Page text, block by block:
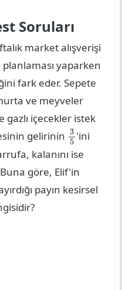
Soruları
market alışverişi
yaparken
fark eder. Sepete
ve meyveler
gazlı içecekler istek
gelirinin 3
5
35
'ini
kalanını ise
Buna göre, Elif'in
payın kesirsel